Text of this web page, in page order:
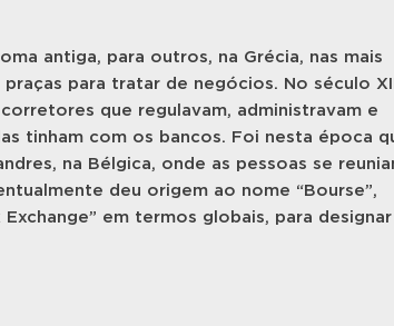
antiga, para outros, na Grécia, nas mais
para tratar de negócios. No século
que regulavam, administravam e
tinham com os bancos. Foi nesta época
na Bélgica, onde as pessoas se
deu origem ao nome “Bourse”,
em termos globais, para designar